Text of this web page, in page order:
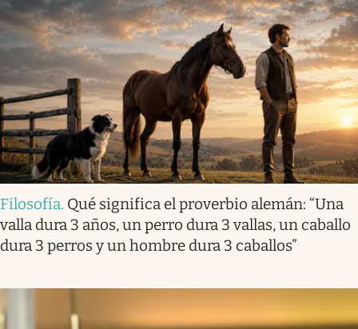
Filosofía. Qué significa el proverbio alemán: “Una
valla dura 3 años, un perro dura 3 vallas, un caballo
dura 3 perros y un hombre dura 3 caballos”